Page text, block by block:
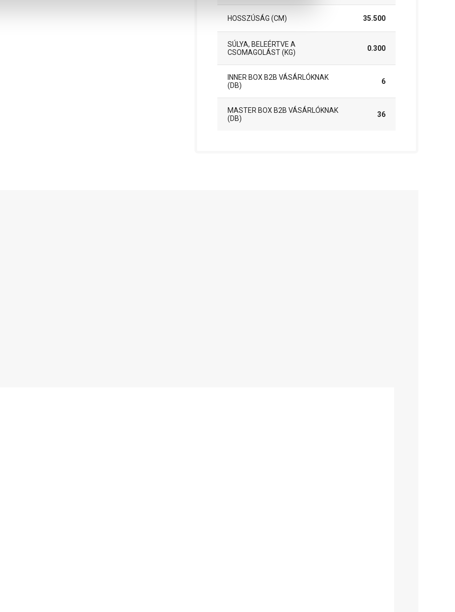
HOSSZÚSÁG (CM) 35.500
SÚLYA, BELEÉRTVE A
CSOMAGOLÁST (KG)
0.300
INNER BOX B2B VÁSÁRLÓKNAK
(DB)
6
MASTER BOX B2B VÁSÁRLÓKNAK
(DB)
36